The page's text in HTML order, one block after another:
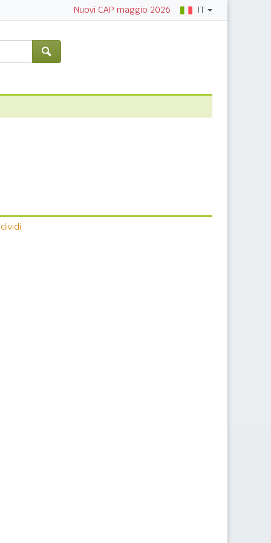
Nuovi CAP maggio 2026 IT